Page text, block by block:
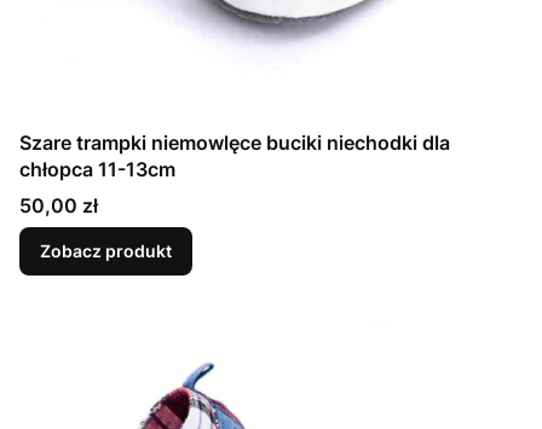
Szare trampki niemowlęce buciki niechodki dla
chłopca 11-13cm
Cena
50,00 zł
Zobacz produkt